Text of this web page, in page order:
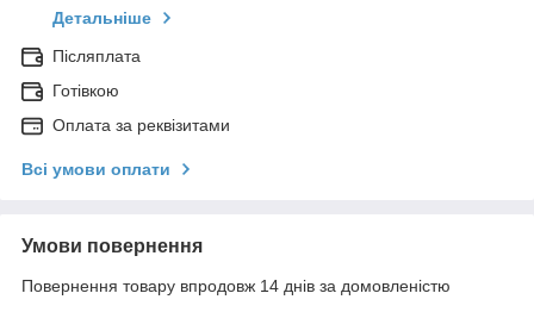
Детальніше
Післяплата
Готівкою
Оплата за реквізитами
Всі умови оплати
Умови повернення
Повернення товару впродовж 14 днів за домовленістю